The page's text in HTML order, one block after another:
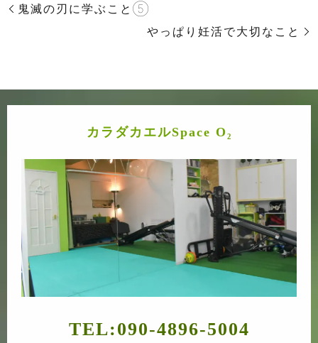
鬼滅の刃に学ぶこと⑤
やっぱり妊活で大切なこと
カラダカエルSpace O₂
TEL:090-4896-5004